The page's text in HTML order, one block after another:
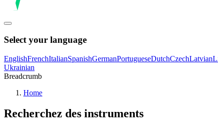
Select your language
EnglishFrenchItalianSpanishGermanPortugueseDutchCzechLatvian
Ukrainian
Breadcrumb
Home
Recherchez des instruments